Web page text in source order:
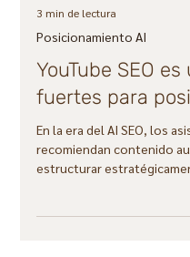
3 min de lectura
Posicionamiento AI
YouTube SEO
fuertes para
En la era del AI SEO, los
recomiendan contenido
SEO, transformándolo en